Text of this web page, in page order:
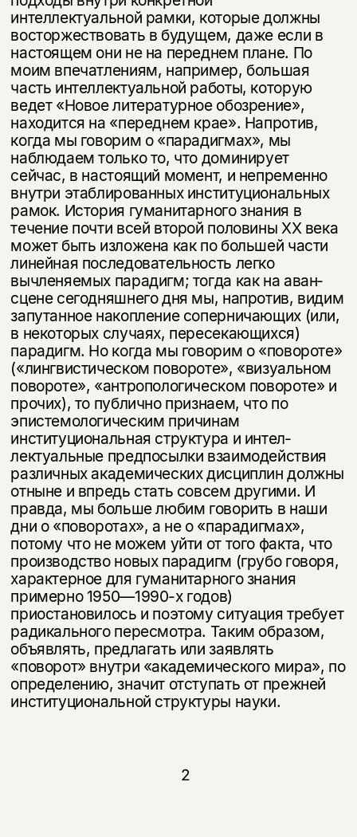
интеллектуальной рамки, которые должны
восторжествовать в бу­дущем, даже если в
настоящем они не на переднем плане. По
моим впечатле­ниям, например, большая
часть интеллектуальной работы, которую
ведет «Новое литературное обозрение»,
находится на «переднем крае». Напротив,
когда мы говорим о «парадигмах», мы
наблюдаем только то, что доминирует
сейчас, в настоящий момент, и непременно
внутри этаблированных инсти­туциональных
рамок. История гуманитарного знания в
течение почти всей второй половины XX века
может быть изложена как по большей части
ли­нейная последовательность легко
вычленяемых парадигм; тогда как на аван­
сцене сегодняшнего дня мы, напротив, видим
запутанное накопление сопер­ничающих (или,
в некоторых случаях, пересекающихся)
парадигм. Но когда мы говорим о «повороте»
(«лингвистическом повороте», «визуальном
пово­роте», «антропологическом повороте» и
прочих), то публично признаем, что по
эпистемологическим причинам
институциональная структура и интел­
лектуальные предпосылки взаимодействия
различных академических дис­циплин должны
отныне и впредь стать совсем другими. И
правда, мы больше любим говорить в наши
дни о «поворотах», а не о «парадигмах»,
потому что не можем уйти от того факта, что
производство новых парадигм (грубо го­воря,
характерное для гуманитарного знания
примерно 1950—1990-х годов)
приостановилось и поэтому ситуация требует
радикального пересмотра. Та­ким образом,
объявлять, предлагать или заявлять
«поворот» внутри «акаде­мического мира», по
определению, значит отступать от прежней
институциональной структуры науки.
2